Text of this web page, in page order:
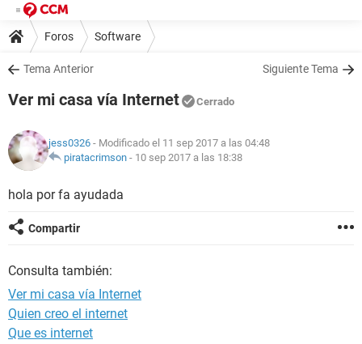
Foros Software
Tema Anterior Siguiente Tema
Ver mi casa vía Internet Cerrado
jess0326 - Modificado el 11 sep 2017 a las 04:48
piratacrimson - 10 sep 2017 a las 18:38
hola por fa ayudada
Compartir
Consulta también:
Ver mi casa vía Internet
Quien creo el internet
Que es internet